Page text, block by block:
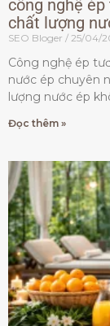
công nghệ
chất lượng
SEO Bloger 25/04/
Công nghệ ép
nước ép chuyên
lượng nước ép
Đọc thêm »